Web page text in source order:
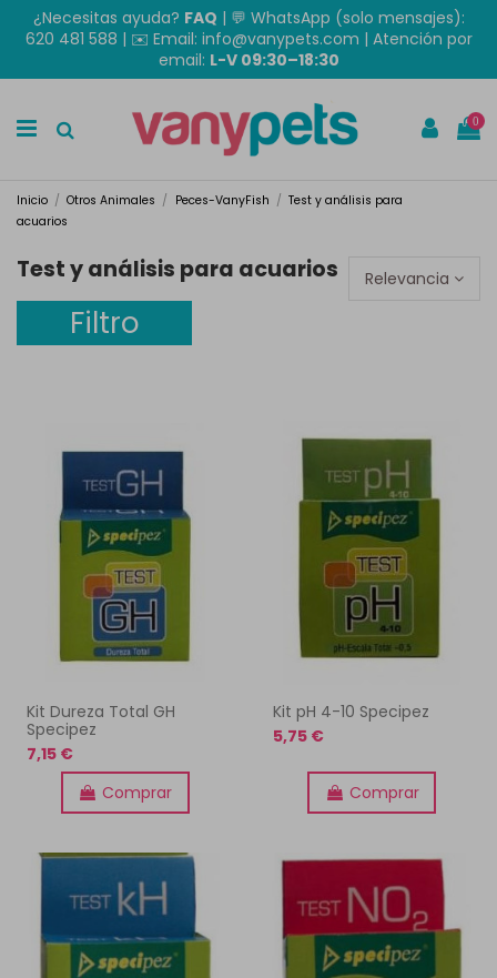
¿Necesitas ayuda? FAQ | 💬 WhatsApp (solo mensajes):
620 481 588 | ✉️ Email: info@vanypets.com | Atención por
email: L-V 09:30–18:30
0
Inicio Otros Animales Peces-VanyFish
Test y análisis para
acuarios
Test y análisis para acuarios Relevancia
Filtro
Kit Dureza Total GH
Specipez
7,15 €
Comprar
Kit pH 4-10 Specipez
5,75 €
Comprar